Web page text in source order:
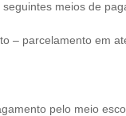
seguintes meios de
– parcelamento em
pelo meio